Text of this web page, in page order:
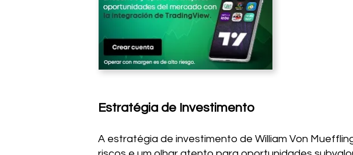
Estratégia de Investimento
A estratégia de investimento de William Von